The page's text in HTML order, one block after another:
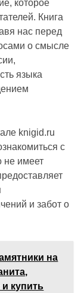
которое
Книга
нас перед
о смысле
языка
knigid.ru
с
не имеет
и забот о
на
купить